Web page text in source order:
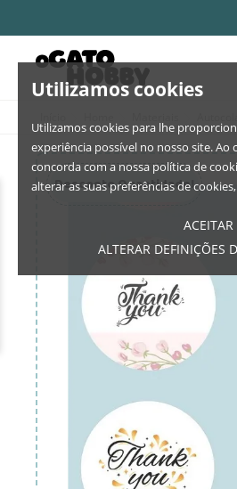
Utilizamos cookies
Utilizamos cookies para lhe
experiência possível no nosso site. Ao
concorda com a nossa política de
alterar as suas preferências de
ACEITAR
ALTERAR DEFINIÇÕES
Desconto Quantidade!